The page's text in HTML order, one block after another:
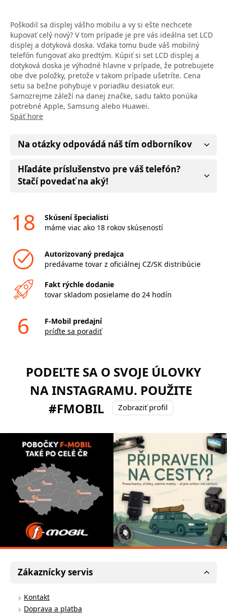
Poškodil sa displej vášho mobilu a vy si ešte nechcete
kupovať celý nový? V tom prípade je pre vás ideálna set LCD
displej a dotyková doska. Vďaka tomu bude váš mobilný
telefón fungovať ako predtým. Kúpiť si set LCD displej a
dotyková doska je výhodné hlavne v prípade, že potrebujete
obe dve položky, pretože v takom prípade ušetríte. Cena
setu sa bežne pohybuje v poriadku desiatok eur.
Samozrejme záleží na danej značke, sadu takto ponúka
potrebné Apple, Samsung alebo Huawei.
Späť hore
Na otázky odpovádá náš tím odborníkov
Hľadáte príslušenstvo pre váš telefón?
Stačí povedať na aký!
18
Skúsení špecialisti
máme viac ako 18 rokov skúseností
Autorizovaný predajca
predávame tovar z oficiálnej CZ/SK distribúcie
Fakt rýchle dodanie
tovar skladom posielame do 24 hodín
6
F-Mobil predajní
príďte sa poradiť
PODEĽTE SA O SVOJE ÚLOVKY
NA INSTAGRAMU. POUŽITE
#FMOBIL
Zobraziť profil
Zákaznícky servis
Kontakt
Doprava a platba